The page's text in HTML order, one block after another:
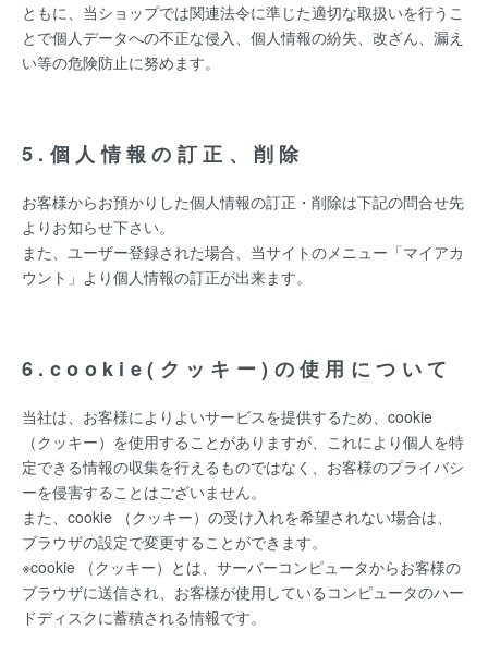
ともに、当ショップでは関連法令に準じた適切な取扱いを行うこ
とで個人データへの不正な侵入、個人情報の紛失、改ざん、漏え
い等の危険防止に努めます。
5.個人情報の訂正、削除
お客様からお預かりした個人情報の訂正・削除は下記の問合せ先
よりお知らせ下さい。
また、ユーザー登録された場合、当サイトのメニュー「マイアカ
ウント」より個人情報の訂正が出来ます。
6.cookie(クッキー)の使用について
当社は、お客様によりよいサービスを提供するため、cookie
（クッキー）を使用することがありますが、これにより個人を特
定できる情報の収集を行えるものではなく、お客様のプライバシ
ーを侵害することはございません。
また、cookie （クッキー）の受け入れを希望されない場合は、
ブラウザの設定で変更することができます。
※cookie （クッキー）とは、サーバーコンピュータからお客様の
ブラウザに送信され、お客様が使用しているコンピュータのハー
ドディスクに蓄積される情報です。